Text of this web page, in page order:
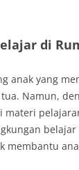
di
anak yang
Namun,
materi
belajar
membantu